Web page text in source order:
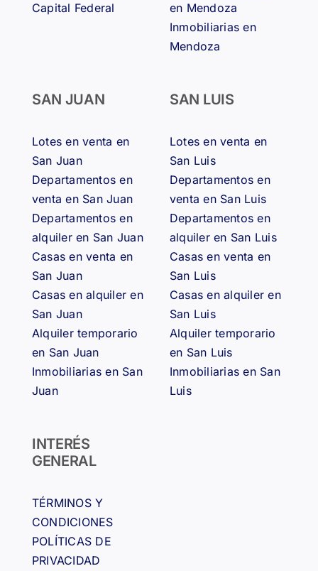
Capital Federal
en Mendoza
Inmobiliarias en
Mendoza
SAN JUAN
Lotes en venta en
San Juan
Departamentos en
venta en San Juan
Departamentos en
alquiler en San Juan
Casas en venta en
San Juan
Casas en alquiler en
San Juan
Alquiler temporario
en San Juan
Inmobiliarias en San
Juan
SAN LUIS
Lotes en venta en
San Luis
Departamentos en
venta en San Luis
Departamentos en
alquiler en San Luis
Casas en venta en
San Luis
Casas en alquiler en
San Luis
Alquiler temporario
en San Luis
Inmobiliarias en San
Luis
INTERÉS
GENERAL
TÉRMINOS Y
CONDICIONES
POLÍTICAS DE
PRIVACIDAD